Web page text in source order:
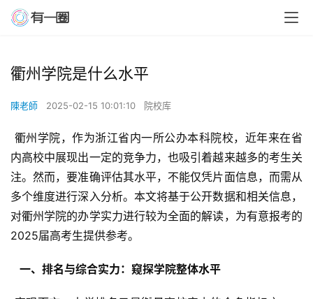
衢州学院是什么水平
陳老師 2025-02-15 10:01:10 院校库
内高校中展现出一定的竞争力，也吸引着越来越多的考生关
注。然而，要准确评估其水平，不能仅凭片面信息，而需从
多个维度进行深入分析。本文将基于公开数据和相关信息，
对衢州学院的办学实力进行较为全面的解读，为有意报考的
2025届高考生提供参考。
  一、排名与综合实力：窥探学院整体水平